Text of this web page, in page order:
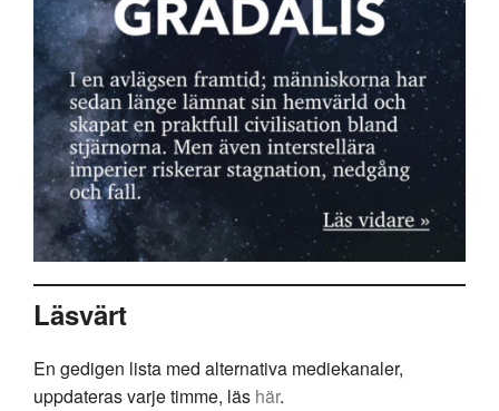
Läsvärt
En gedigen lista med alternativa mediekanaler,
uppdateras varje timme, läs här.